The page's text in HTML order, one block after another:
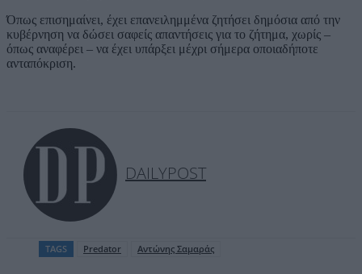
Όπως επισημαίνει, έχει επανειλημμένα ζητήσει δημόσια από την
κυβέρνηση να δώσει σαφείς απαντήσεις για το ζήτημα, χωρίς –
όπως αναφέρει – να έχει υπάρξει μέχρι σήμερα οποιαδήποτε
ανταπόκριση.
DAILYPOST
TAGS Predator Αντώνης Σαμαράς